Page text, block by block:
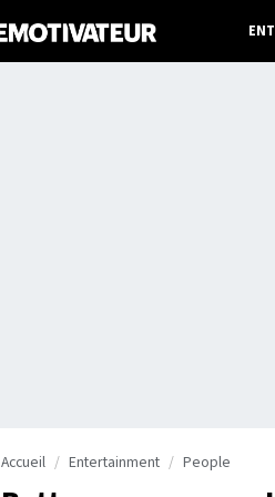
Accueil Entertainment People